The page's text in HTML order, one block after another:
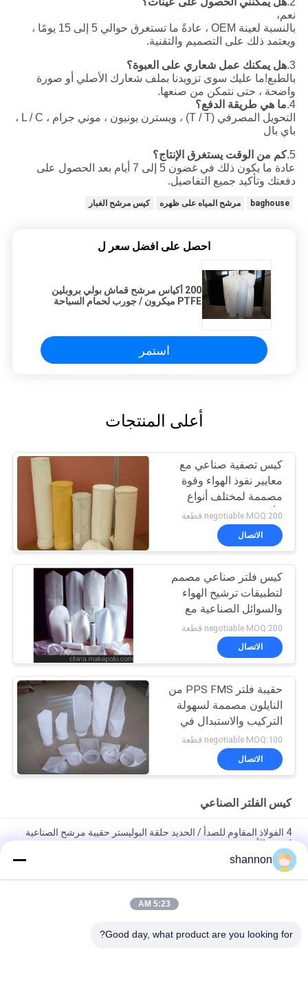
نعم،
بالنسبة لعينة OEM ، عادةً ما تستغرق حوالي 5 إلى 15 يومًا ،
ويعتمد ذلك على التصميم والتقنية.
3. هل يمكنك عمل شعاري على العبوة؟
بالطبع!ما عليك سوى تزويدنا بملف شعارك الأصلي أو صورة
واضحة ، حتى نتمكن من صنعها.
4. ما هي طريقة الدفع؟
التحويل المصرفي (T / T) ، ويسترن يونيون ، موني جرام ، L / C ،
باي بال
5. كم من الوقت يستغرق الإنتاج؟
عادة ما يكون ذلك في غضون 5 إلى 7 أيام بعد الحصول على
دفعتك وتأكيد جميع التفاصيل.
baghouse مرشح المياه على ظهره كيس مرشح الغبار
احصل على افضل سعر ل
200 أكياس مرشح قماش بولي بروبلين
PTFE ميكرون / جورب لحمام السباحة
استمر
أعلى المنتجات
كيس تصفية صناعي مع
معايير نفوذ الهواء وقوة
مصممة لمختلف أنواع
الأقمشة واحتياجات العملاء
negotiable MOQ:200 قطعة
الاتصال
كيس فلتر صناعي مصمم
لتطبيقات ترشيح الهواء
والسوائل الصناعية مع
خيارات قوة وياقة قابلة
للتكوين
negotiable MOQ:200 قطعة
الاتصال
حقيبة فلتر PPS FMS من
النايلون مصممة لسهولة
التركيب والاستبدال في
معدات تجميع الغبار
والترشيح الصناعية
المختلفة
negotiable MOQ:100 قطعة
الاتصال
كيس الفلتر الصناعي
4 الفولاذ المقاوم للصدأ / الحديد حلقة البوليستر حقيبة مرشح الصناعية
لمصنع الأسمنت
150 درجة
ورأى ميكرون إبرة أكياس ميكرون تصفية الاكريليك نايلون للغبار /
shannon
5:23 AM
Good day, what product are you looking for?